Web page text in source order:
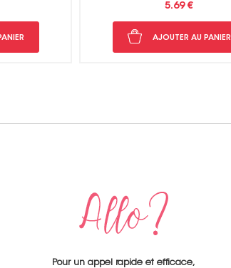
5.69 €
AJOUTER AU PANIER
Pour un appel rapide et efficace,